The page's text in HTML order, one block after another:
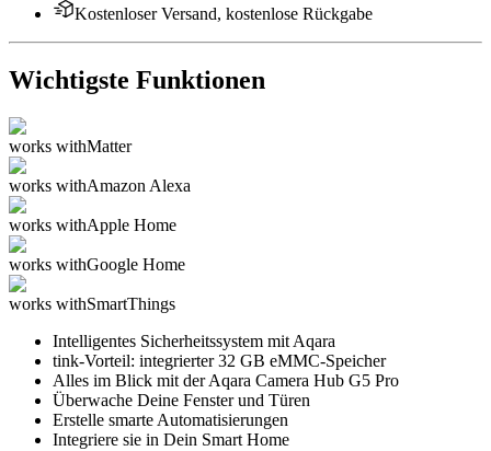
Kostenloser Versand, kostenlose Rückgabe
Wichtigste Funktionen
works withMatter
works withAmazon Alexa
works withApple Home
works withGoogle Home
works withSmartThings
Intelligentes Sicherheitssystem mit Aqara
tink-Vorteil: integrierter 32 GB eMMC-Speicher
Alles im Blick mit der Aqara Camera Hub G5 Pro
Überwache Deine Fenster und Türen
Erstelle smarte Automatisierungen
Integriere sie in Dein Smart Home